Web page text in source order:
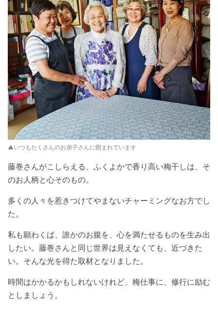
▲いつもたくさんのお弟子さんに囲まれています
藤巻さんがこしらえる、ふくよかで香り高い梅干しは、そ
のお人柄と心そのもの。
多くの人々を惹きつけてやまないチャーミングなお方でし
た。
私も願わくば、誰かのお腹を、心を満たせるものを生み出
したい。藤巻さんと同じ世界は見えなくても、近づきた
い。そんな光を得た取材となりました。
時間はかかるかもしれないけれど、梅仕事に、修行に励む
としましょう。